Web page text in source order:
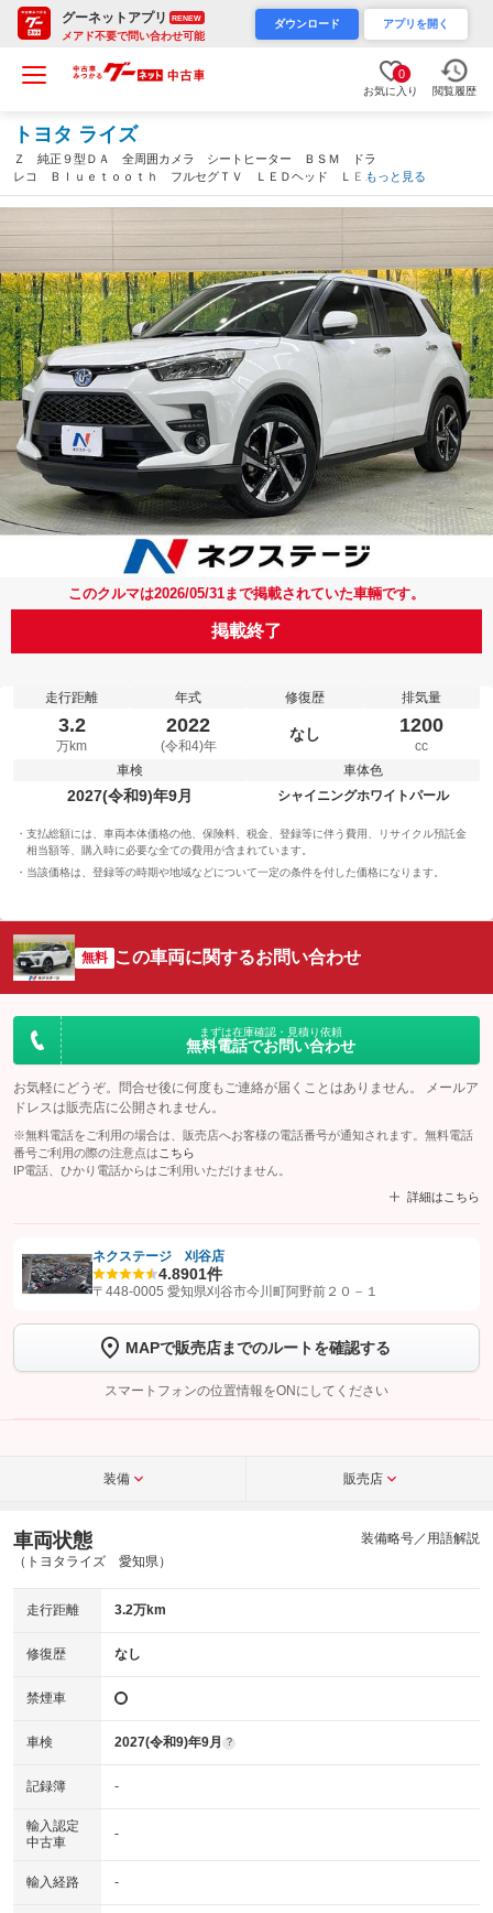
グーネットアプリ RENEW
メアド不要で問い合わせ可能
ダウンロード アプリを開く
0
お気に入り 閲覧履歴
トヨタ ライズ
Ｚ 純正９型ＤＡ 全周囲カメラ シートヒーター ＢＳＭ ドラ
レコ Ｂｌｕｅｔｏｏｔｈ フルセグＴＶ ＬＥＤヘッド ＬＥＤ
フォグ レーダークルーズ 衝突軽減 純正アルミ オートホール
ド スマートキー（愛知県）
もっと見る
このクルマは2026/05/31まで掲載されていた車輛です。
掲載終了
走行距離
3.2
万km
年式
2022
(令和4)年
修復歴
なし
排気量
1200
cc
車検
2027(令和9)年9月
車体色
シャイニングホワイトパール
支払総額には、車両本体価格の他、保険料、税金、登録等に伴う費用、リサイクル預託金
相当額等、購入時に必要な全ての費用が含まれています。
当該価格は、登録等の時期や地域などについて一定の条件を付した価格になります。
無料 この車両に関するお問い合わせ
まずは在庫確認・見積り依頼
無料電話でお問い合わせ
お気軽にどうぞ。問合せ後に何度もご連絡が届くことはありません。 メールア
ドレスは販売店に公開されません。
※無料電話をご利用の場合は、販売店へお客様の電話番号が通知されます。無料電話
番号ご利用の際の注意点は こちら
IP電話、ひかり電話からはご利用いただけません。
詳細はこちら
【STEP1】認証画面でグーネットを友だち追加してから「許可する」ボタンを押
トーク画面で
ボタンをタップして問い合わせを
完了してください。
こちら
ネクステージ 刈谷店
4.8901件
〒448-0005 愛知県刈谷市今川町阿野前２０－１
MAPで販売店までのルートを確認する
スマートフォンの位置情報をONにしてください
装備 販売店
車両状態
（トヨタライズ 愛知県）
装備略号／用語解説
走行距離 3.2万km
修復歴 なし
禁煙車
車検 2027(令和9)年9月 ?
記録簿 -
輸入認定
中古車
-
輸入経路 -